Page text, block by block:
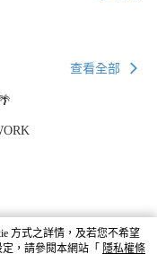
查看全部
方式之詳情，及若您不希望
，請參閱本網站「 隱私權條